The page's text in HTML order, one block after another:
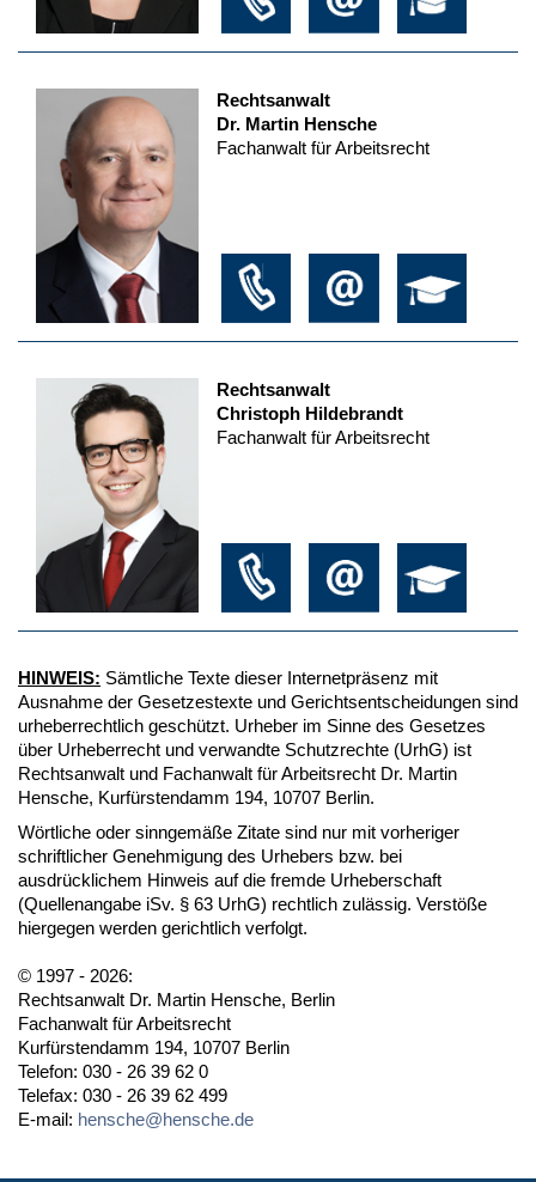
Rechtsanwalt
Dr. Martin Hensche
Fachanwalt für Arbeitsrecht
Rechtsanwalt
Christoph Hildebrandt
Fachanwalt für Arbeitsrecht
HINWEIS: Sämtliche Texte dieser Internetpräsenz mit
Ausnahme der Gesetzestexte und Gerichtsentscheidungen sind
urheberrechtlich geschützt. Urheber im Sinne des Gesetzes
über Urheberrecht und verwandte Schutzrechte (UrhG) ist
Rechtsanwalt und Fachanwalt für Arbeitsrecht Dr. Martin
Hensche, Kurfürstendamm 194, 10707 Berlin.
Wörtliche oder sinngemäße Zitate sind nur mit vorheriger
schriftlicher Genehmigung des Urhebers bzw. bei
ausdrücklichem Hinweis auf die fremde Urheberschaft
(Quellenangabe iSv. § 63 UrhG) rechtlich zulässig. Verstöße
hiergegen werden gerichtlich verfolgt.
© 1997 - 2026:
Rechtsanwalt Dr. Martin Hensche, Berlin
Fachanwalt für Arbeitsrecht
Kurfürstendamm 194, 10707 Berlin
Telefon: 030 - 26 39 62 0
Telefax: 030 - 26 39 62 499
E-mail: hensche@hensche.de